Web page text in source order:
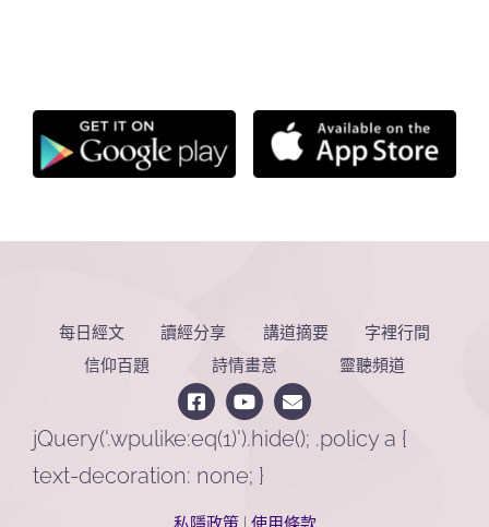
每日經文 讀經分享 講道摘要
字裡行間
信仰百題
詩情畫意 靈聽頻道
jQuery('.wpulike:eq(1)').hide(); .policy a {
text-decoration: none; }